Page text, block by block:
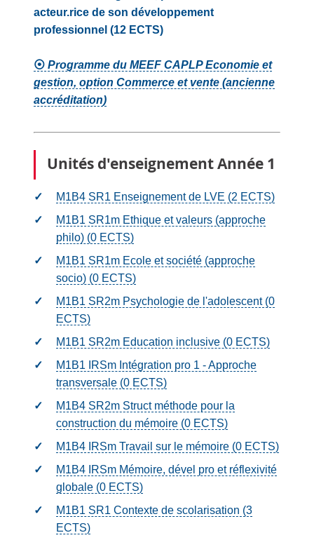
acteur.rice de son développement
professionnel (12 ECTS)
⦿ Programme du MEEF CAPLP Economie et
gestion, option Commerce et vente (ancienne
accréditation)
Unités d'enseignement Année 1
M1B4 SR1 Enseignement de LVE (2 ECTS)
M1B1 SR1m Ethique et valeurs (approche
philo) (0 ECTS)
M1B1 SR1m Ecole et société (approche
socio) (0 ECTS)
M1B1 SR2m Psychologie de l'adolescent (0
ECTS)
M1B1 SR2m Education inclusive (0 ECTS)
M1B1 IRSm Intégration pro 1 - Approche
transversale (0 ECTS)
M1B4 SR2m Struct méthode pour la
construction du mémoire (0 ECTS)
M1B4 IRSm Travail sur le mémoire (0 ECTS)
M1B4 IRSm Mémoire, dével pro et réflexivité
globale (0 ECTS)
M1B1 SR1 Contexte de scolarisation (3
ECTS)